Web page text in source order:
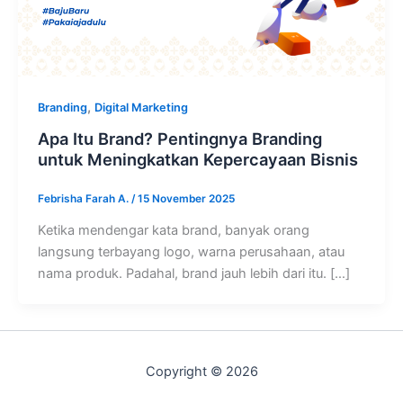
Branding, Digital Marketing
Apa Itu Brand? Pentingnya Branding
untuk Meningkatkan Kepercayaan Bisnis
Febrisha Farah A. /15 November 2025
Ketika mendengar kata brand, banyak orang
langsung terbayang logo, warna perusahaan, atau
nama produk. Padahal, brand jauh lebih dari itu. […]
Copyright © 2026